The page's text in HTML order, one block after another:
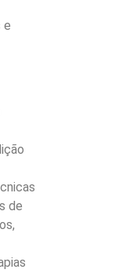
e
de